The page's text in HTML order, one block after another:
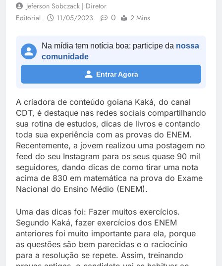
Jeferson Sobczack | Diretor
Editorial
11/05/2023 0 2 Mins
Na mídia tem notícia boa: participe da nossa
comunidade
Entrar Agora
A criadora de conteúdo goiana Kaká, do canal
CDT, é destaque nas redes sociais compartilhando
sua rotina de estudos, dicas de livros e contando
toda sua experiência com as provas do ENEM.
Recentemente, a jovem realizou uma postagem no
feed do seu Instagram para os seus quase 90 mil
seguidores, dando dicas de como tirar uma nota
acima de 830 em matemática na prova do Exame
Nacional do Ensino Médio (ENEM).
Uma das dicas foi: Fazer muitos exercícios.
Segundo Kaká, fazer exercícios dos ENEM
anteriores foi muito importante para ela, porque
as questões são bem parecidas e o raciocínio
para a resolução se repete. Assim, treinando